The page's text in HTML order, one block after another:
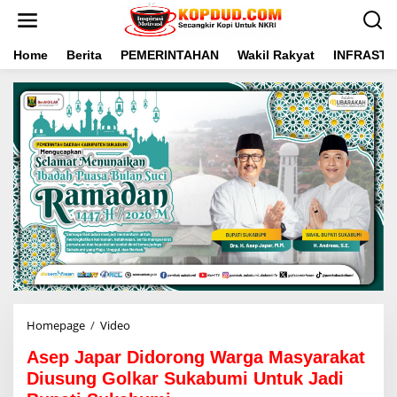
t
Home Berita PEMERINTAHAN Wakil Rakyat
Homepage / Video
e
p
J
Asep Japar Didorong Warga Masyarakat
Diusung Golkar Sukabumi Untuk Jadi